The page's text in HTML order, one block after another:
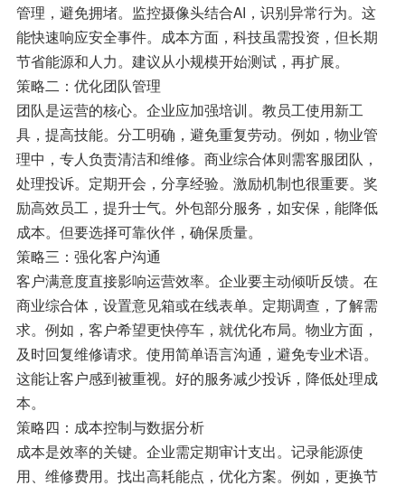
管理，避免拥堵。监控摄像头结合AI，识别异常行为。这
能快速响应安全事件。成本方面，科技虽需投资，但长期
节省能源和人力。建议从小规模开始测试，再扩展。
策略二：优化团队管理
团队是运营的核心。企业应加强培训。教员工使用新工
具，提高技能。分工明确，避免重复劳动。例如，物业管
理中，专人负责清洁和维修。商业综合体则需客服团队，
处理投诉。定期开会，分享经验。激励机制也很重要。奖
励高效员工，提升士气。外包部分服务，如安保，能降低
成本。但要选择可靠伙伴，确保质量。
策略三：强化客户沟通
客户满意度直接影响运营效率。企业要主动倾听反馈。在
商业综合体，设置意见箱或在线表单。定期调查，了解需
求。例如，客户希望更快停车，就优化布局。物业方面，
及时回复维修请求。使用简单语言沟通，避免专业术语。
这能让客户感到被重视。好的服务减少投诉，降低处理成
本。
策略四：成本控制与数据分析
成本是效率的关键。企业需定期审计支出。记录能源使
用、维修费用。找出高耗能点，优化方案。例如，更换节